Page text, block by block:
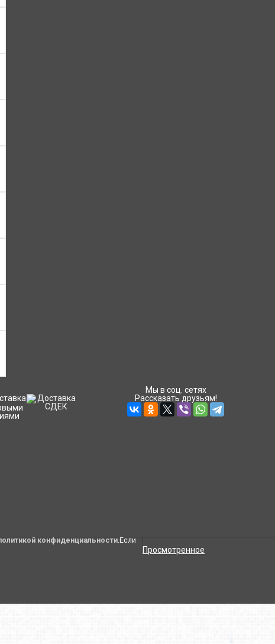
Мы в соц. сетях
Рассказать друзьям!
конфиденциальности.Если
Просмотренное